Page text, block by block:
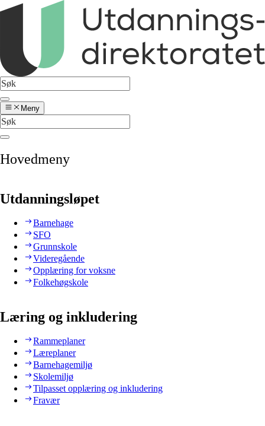
Meny
Hovedmeny
Utdanningsløpet
Barnehage
SFO
Grunnskole
Videregående
Opplæring for voksne
Folkehøgskole
Læring og inkludering
Rammeplaner
Læreplaner
Barnehagemiljø
Skolemiljø
Tilpasset opplæring og inkludering
Fravær